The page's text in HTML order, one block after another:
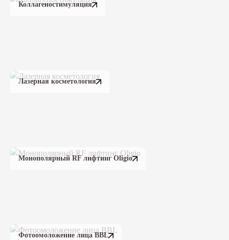
Коллагеностимуляция
Лазерная косметология
Монополярный RF лифтинг Oligio
Фотоомоложение лица BBL